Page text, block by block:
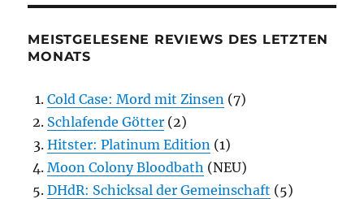
MEISTGELESENE REVIEWS DES LETZTEN
MONATS
Cold Case: Mord mit Zinsen (7)
Schlafende Götter (2)
Hitster: Platinum Edition (1)
Moon Colony Bloodbath (NEU)
DHdR: Schicksal der Gemeinschaft (5)